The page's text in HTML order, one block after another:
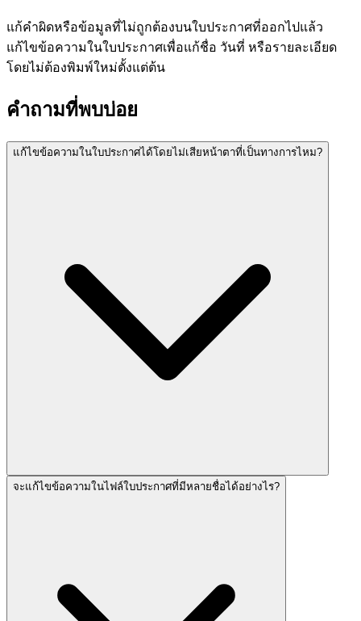
แก้คำผิดหรือข้อมูลที่ไม่ถูกต้องบนใบประกาศที่ออกไปแล้ว
แก้ไขข้อความในใบประกาศเพื่อแก้ชื่อ วันที่ หรือรายละเอียด
โดยไม่ต้องพิมพ์ใหม่ตั้งแต่ต้น
คำถามที่พบบ่อย
แก้ไขข้อความในใบประกาศได้โดยไม่เสียหน้าตาที่เป็นทางการไหม?
จะแก้ไขข้อความในไฟล์ใบประกาศที่มีหลายชื่อได้อย่างไร?